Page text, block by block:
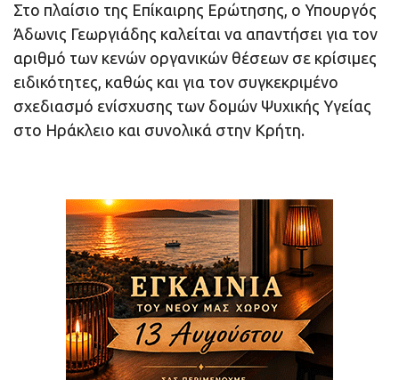
Στο πλαίσιο της Επίκαιρης Ερώτησης, ο Υπουργός
Άδωνις Γεωργιάδης καλείται να απαντήσει για τον
αριθμό των κενών οργανικών θέσεων σε κρίσιμες
ειδικότητες, καθώς και για τον συγκεκριμένο
σχεδιασμό ενίσχυσης των δομών Ψυχικής Υγείας
στο Ηράκλειο και συνολικά στην Κρήτη.